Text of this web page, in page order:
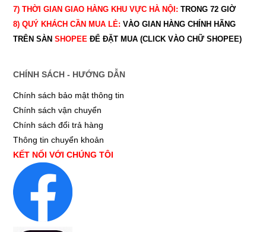
7) THỜI GIAN GIAO HÀNG KHU VỰC HÀ NỘI: TRONG 72 GIỜ
8) QUÝ KHÁCH CẦN MUA LẺ: VÀO GIAN HÀNG CHÍNH HÃNG
TRÊN SÀN SHOPEEĐỂ ĐẶT MUA (CLICK VÀO CHỮ SHOPEE)
CHÍNH SÁCH - HƯỚNG DẪN
Chính sách bảo mật thông tin
Chính sách vận chuyển
Chính sách đổi trả hàng
Thông tin chuyển khoản
KẾT NỐI VỚI CHÚNG TÔI